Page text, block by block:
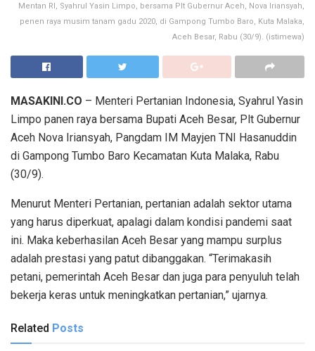
Mentan RI, Syahrul Yasin Limpo, bersama Plt Gubernur Aceh, Nova Iriansyah,
penen raya musim tanam gadu 2020, di Gampong Tumbo Baro, Kuta Malaka,
Aceh Besar, Rabu (30/9). (istimewa)
MASAKINI.CO – Menteri Pertanian Indonesia, Syahrul Yasin
Limpo panen raya bersama Bupati Aceh Besar, Plt Gubernur
Aceh Nova Iriansyah, Pangdam IM Mayjen TNI Hasanuddin
di Gampong Tumbo Baro Kecamatan Kuta Malaka, Rabu
(30/9).
Menurut Menteri Pertanian, pertanian adalah sektor utama
yang harus diperkuat, apalagi dalam kondisi pandemi saat
ini. Maka keberhasilan Aceh Besar yang mampu surplus
adalah prestasi yang patut dibanggakan. “Terimakasih
petani, pemerintah Aceh Besar dan juga para penyuluh telah
bekerja keras untuk meningkatkan pertanian,” ujarnya.
Related Posts